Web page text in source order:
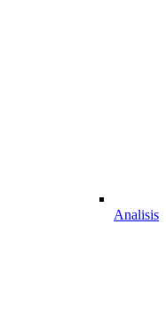
Analisis